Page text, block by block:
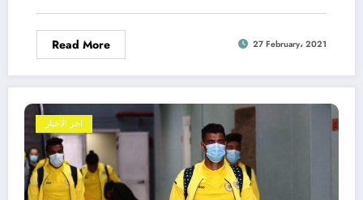
Read More 27 February، 2021
اخر الاخبار